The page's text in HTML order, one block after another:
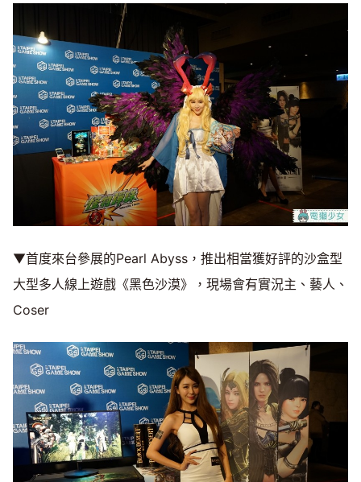
▼首度來台參展的Pearl Abyss，推出相當獲好評的沙盒型
大型多人線上遊戲《黑色沙漠》，現場會有實況主、藝人、
Coser